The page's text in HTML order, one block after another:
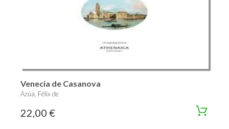
Venecia de Casanova
Azúa, Félix de
22,00 €